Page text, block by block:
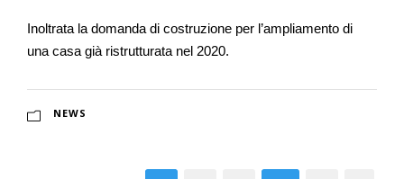
Inoltrata la domanda di costruzione per l’ampliamento di
una casa già ristrutturata nel 2020.
NEWS